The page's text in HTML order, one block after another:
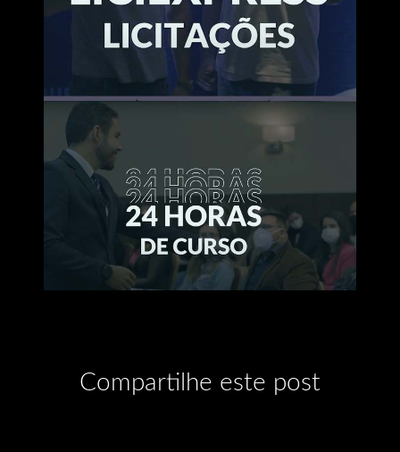
Compartilhe este post